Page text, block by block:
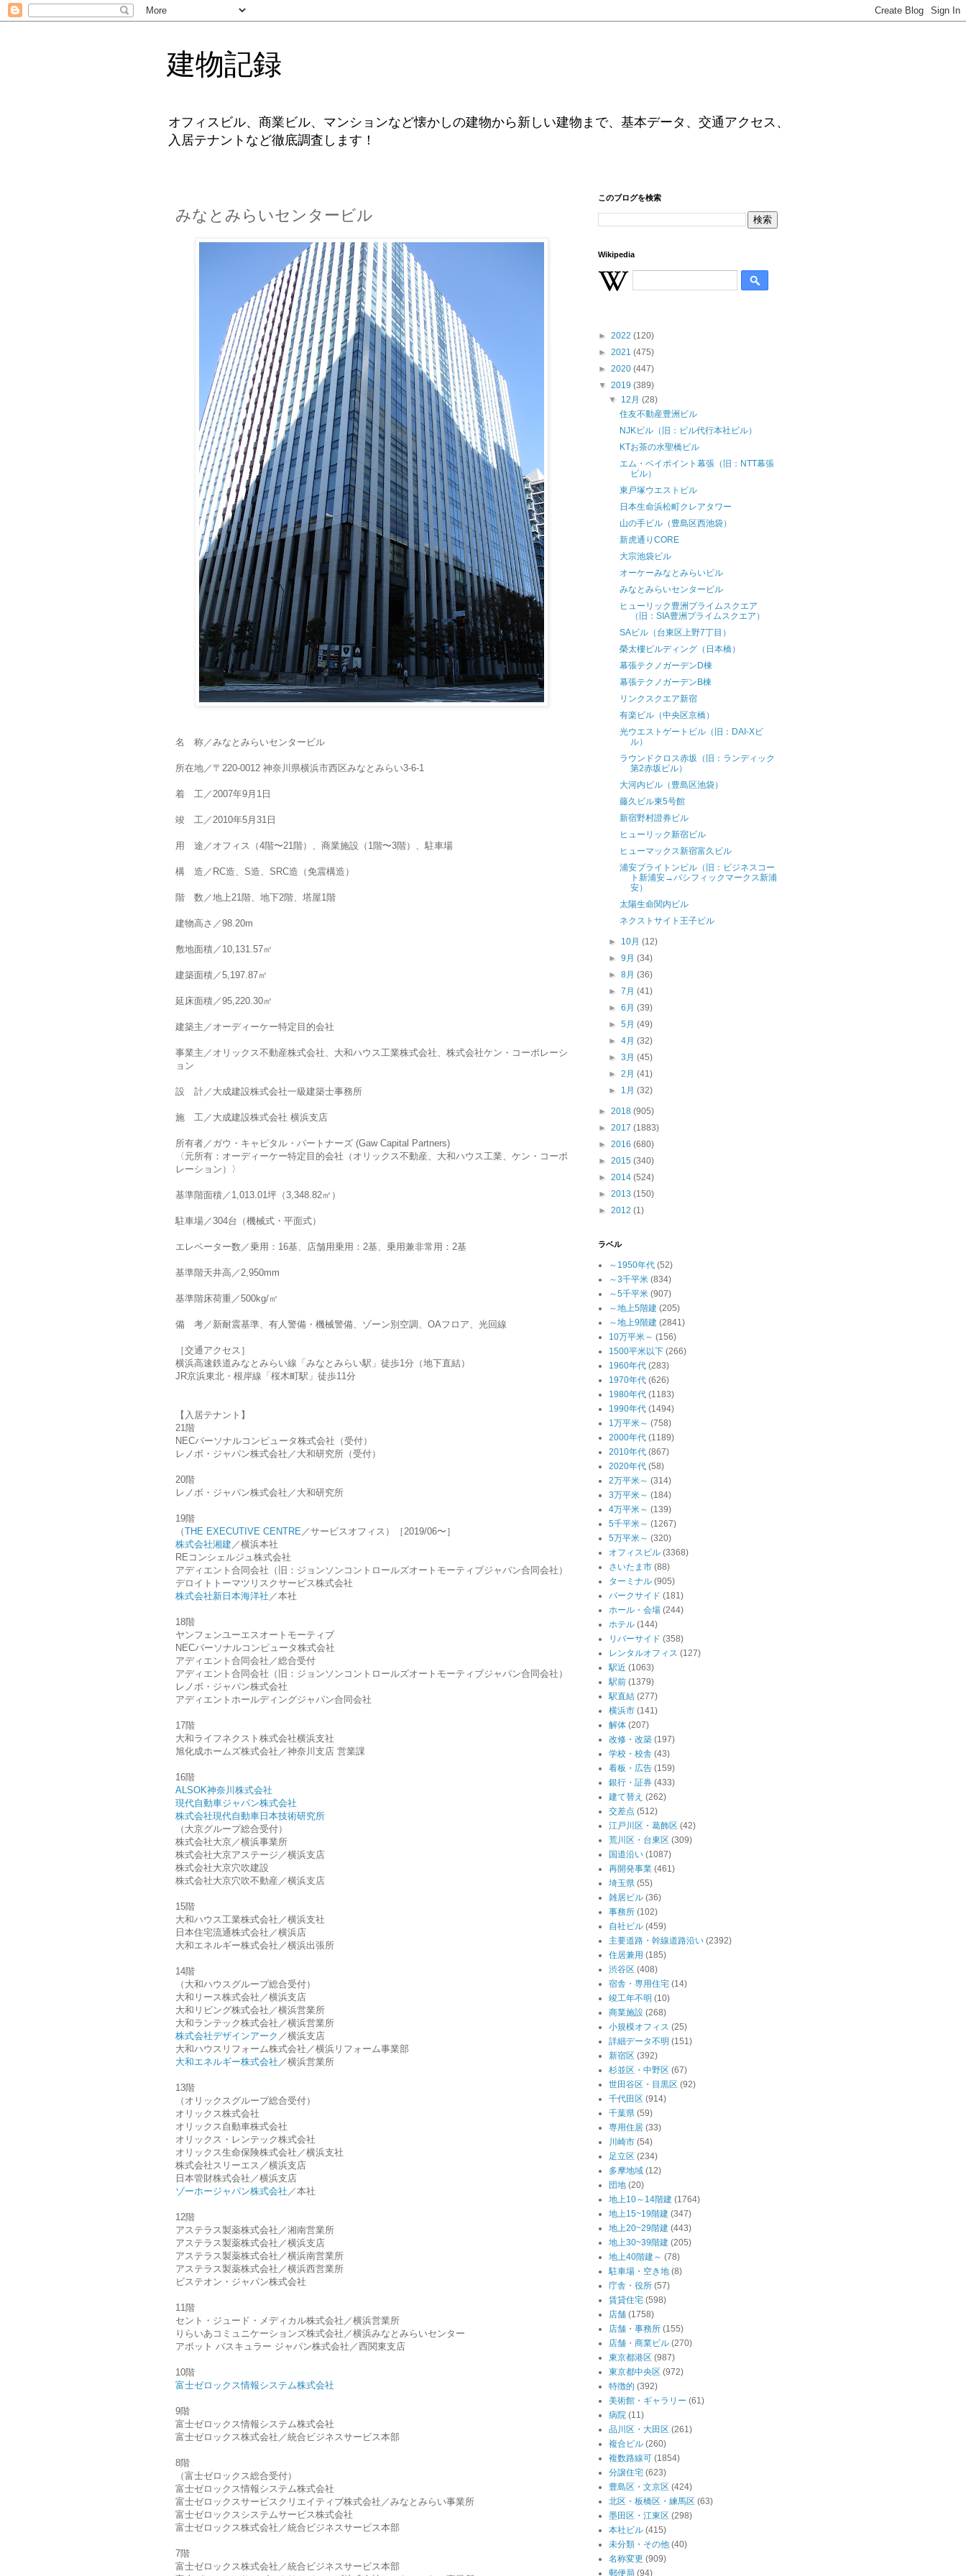
建物記録
オフィスビル、商業ビル、マンションなど懐かしの建物から新しい建物まで、基本データ、交通アクセス、
入居テナントなど徹底調査します！
みなとみらいセンタービル
名 称／みなとみらいセンタービル
所在地／〒220-0012 神奈川県横浜市西区みなとみらい3-6-1
着 工／2007年9月1日
竣 工／2010年5月31日
用 途／オフィス（4階〜21階）、商業施設（1階〜3階）、駐車場
構 造／RC造、S造、SRC造（免震構造）
階 数／地上21階、地下2階、塔屋1階
建物高さ／98.20m
敷地面積／10,131.57㎡
建築面積／5,197.87㎡
延床面積／95,220.30㎡
建築主／オーディーケー特定目的会社
事業主／オリックス不動産株式会社、大和ハウス工業株式会社、株式会社ケン・コーポレーシ
ョン
設 計／大成建設株式会社一級建築士事務所
施 工／大成建設株式会社 横浜支店
所有者／ガウ・キャピタル・パートナーズ (Gaw Capital Partners)
〈元所有：オーディーケー特定目的会社（オリックス不動産、大和ハウス工業、ケン・コーポ
レーション）〉
基準階面積／1,013.01坪（3,348.82㎡）
駐車場／304台（機械式・平面式）
エレベーター数／乗用：16基、店舗用乗用：2基、乗用兼非常用：2基
基準階天井高／2,950mm
基準階床荷重／500kg/㎡
備 考／新耐震基準、有人警備・機械警備、ゾーン別空調、OAフロア、光回線
［交通アクセス］
横浜高速鉄道みなとみらい線「みなとみらい駅」徒歩1分（地下直結）
JR京浜東北・根岸線「桜木町駅」徒歩11分
【入居テナント】
21階
NECパーソナルコンピュータ株式会社（受付）
レノボ・ジャパン株式会社／大和研究所（受付）
20階
レノボ・ジャパン株式会社／大和研究所
19階
（THE EXECUTIVE CENTRE ／サービスオフィス）［2019/06〜］
株式会社湘建 ／横浜本社
REコンシェルジュ株式会社
アディエント合同会社（旧：ジョンソンコントロールズオートモーティブジャパン合同会社）
デロイトトーマツリスクサービス株式会社
株式会社新日本海洋社 ／本社
18階
ヤンフェンユーエスオートモーティブ
NECパーソナルコンピュータ株式会社
アディエント合同会社／総合受付
アディエント合同会社（旧：ジョンソンコントロールズオートモーティブジャパン合同会社）
レノボ・ジャパン株式会社
アディエントホールディングジャパン合同会社
17階
大和ライフネクスト株式会社横浜支社
旭化成ホームズ株式会社／神奈川支店 営業課
16階
ALSOK神奈川株式会社
現代自動車ジャパン株式会社
株式会社現代自動車日本技術研究所
（大京グループ総合受付）
株式会社大京／横浜事業所
株式会社大京アステージ／横浜支店
株式会社大京穴吹建設
株式会社大京穴吹不動産／横浜支店
15階
大和ハウス工業株式会社／横浜支社
日本住宅流通株式会社／横浜店
大和エネルギー株式会社／横浜出張所
14階
（大和ハウスグループ総合受付）
大和リース株式会社／横浜支店
大和リビング株式会社／横浜営業所
大和ランテック株式会社／横浜営業所
株式会社デザインアーク ／横浜支店
大和ハウスリフォーム株式会社／横浜リフォーム事業部
大和エネルギー株式会社 ／横浜営業所
13階
（オリックスグループ総合受付）
オリックス株式会社
オリックス自動車株式会社
オリックス・レンテック株式会社
オリックス生命保険株式会社／横浜支社
株式会社スリーエス／横浜支店
日本管財株式会社／横浜支店
ゾーホージャパン株式会社 ／本社
12階
アステラス製薬株式会社／湘南営業所
アステラス製薬株式会社／横浜支店
アステラス製薬株式会社／横浜南営業所
アステラス製薬株式会社／横浜西営業所
ビステオン・ジャパン株式会社
11階
セント・ジュード・メディカル株式会社／横浜営業所
りらいあコミュニケーションズ株式会社／横浜みなとみらいセンター
アボット バスキュラー ジャパン株式会社／西関東支店
10階
富士ゼロックス情報システム株式会社
9階
富士ゼロックス情報システム株式会社
富士ゼロックス株式会社／統合ビジネスサービス本部
8階
（富士ゼロックス総合受付）
富士ゼロックス情報システム株式会社
富士ゼロックスサービスクリエイティブ株式会社／みなとみらい事業所
富士ゼロックスシステムサービス株式会社
富士ゼロックス株式会社／統合ビジネスサービス本部
7階
富士ゼロックス株式会社／統合ビジネスサービス本部
このブログを検索
Wikipedia
► 2022 (120)
► 2021 (475)
► 2020 (447)
▼ 2019 (389)
▼ 12月(28)
住友不動産豊洲ビル
NJKビル（旧：ビル代行本社ビル）
KTお茶の水聖橋ビル
エム・ベイポイント幕張（旧：NTT幕張
ビル）
東戸塚ウエストビル
日本生命浜松町クレアタワー
山の手ビル（豊島区西池袋）
新虎通りCORE
大宗池袋ビル
オーケーみなとみらいビル
みなとみらいセンタービル
ヒューリック豊洲プライムスクエア
（旧：SIA豊洲プライムスクエア）
SAビル（台東区上野7丁目）
榮太樓ビルディング（日本橋）
幕張テクノガーデンD棟
幕張テクノガーデンB棟
リンクスクエア新宿
有楽ビル（中央区京橋）
光ウエストゲートビル（旧：DAI-Xビ
ル）
ラウンドクロス赤坂（旧：ランディック
第2赤坂ビル）
大河内ビル（豊島区池袋）
藤久ビル東5号館
新宿野村證券ビル
ヒューリック新宿ビル
ヒューマックス新宿富久ビル
浦安ブライトンビル（旧：ビジネスコー
ト新浦安→パシフィックマークス新浦
安）
太陽生命関内ビル
ネクストサイト王子ビル
► 10月(12)
►9月(34)
►8月(36)
►7月(41)
►6月(39)
►5月(49)
►4月(32)
►3月(45)
►2月(41)
► 1月(32)
► 2018 (905)
► 2017 (1883)
► 2016 (680)
► 2015 (340)
► 2014 (524)
► 2013 (150)
► 2012 (1)
ラベル
～1950年代 (52)
～3千平米 (834)
～5千平米 (907)
～地上5階建 (205)
～地上9階建 (2841)
10万平米～ (156)
1500平米以下 (266)
1960年代 (283)
1970年代 (626)
1980年代 (1183)
1990年代 (1494)
1万平米～ (758)
2000年代 (1189)
2010年代 (867)
2020年代 (58)
2万平米～ (314)
3万平米～ (184)
4万平米～ (139)
5千平米～ (1267)
5万平米～ (320)
オフィスビル (3368)
さいたま市 (88)
ターミナル (905)
パークサイド (181)
ホール・会場 (244)
ホテル (144)
リバーサイド (358)
レンタルオフィス (127)
駅近 (1063)
駅前 (1379)
駅直結 (277)
横浜市 (141)
解体 (207)
改修・改築 (197)
学校・校舎 (43)
看板・広告 (159)
銀行・証券 (433)
建て替え (262)
交差点 (512)
江戸川区・葛飾区 (42)
荒川区・台東区 (309)
国道沿い (1087)
再開発事業 (461)
埼玉県 (55)
雑居ビル (36)
事務所 (102)
自社ビル (459)
主要道路・幹線道路沿い (2392)
住居兼用 (185)
渋谷区 (408)
宿舎・専用住宅 (14)
竣工年不明 (10)
商業施設 (268)
小規模オフィス (25)
詳細データ不明 (151)
新宿区 (392)
杉並区・中野区 (67)
世田谷区・目黒区 (92)
千代田区 (914)
千葉県 (59)
専用住居 (33)
川崎市 (54)
足立区 (234)
多摩地域 (12)
団地 (20)
地上10～14階建 (1764)
地上15~19階建 (347)
地上20~29階建 (443)
地上30~39階建 (205)
地上40階建～ (78)
駐車場・空き地 (8)
庁舎・役所 (57)
賃貸住宅 (598)
店舗 (1758)
店舗・事務所 (155)
店舗・商業ビル (270)
東京都港区 (987)
東京都中央区 (972)
特徴的 (392)
美術館・ギャラリー (61)
病院 (11)
品川区・大田区 (261)
複合ビル (260)
複数路線可 (1854)
分譲住宅 (623)
豊島区・文京区 (424)
北区・板橋区・練馬区 (63)
墨田区・江東区 (298)
本社ビル (415)
未分類・その他 (40)
名称変更 (909)
郵便局 (94)